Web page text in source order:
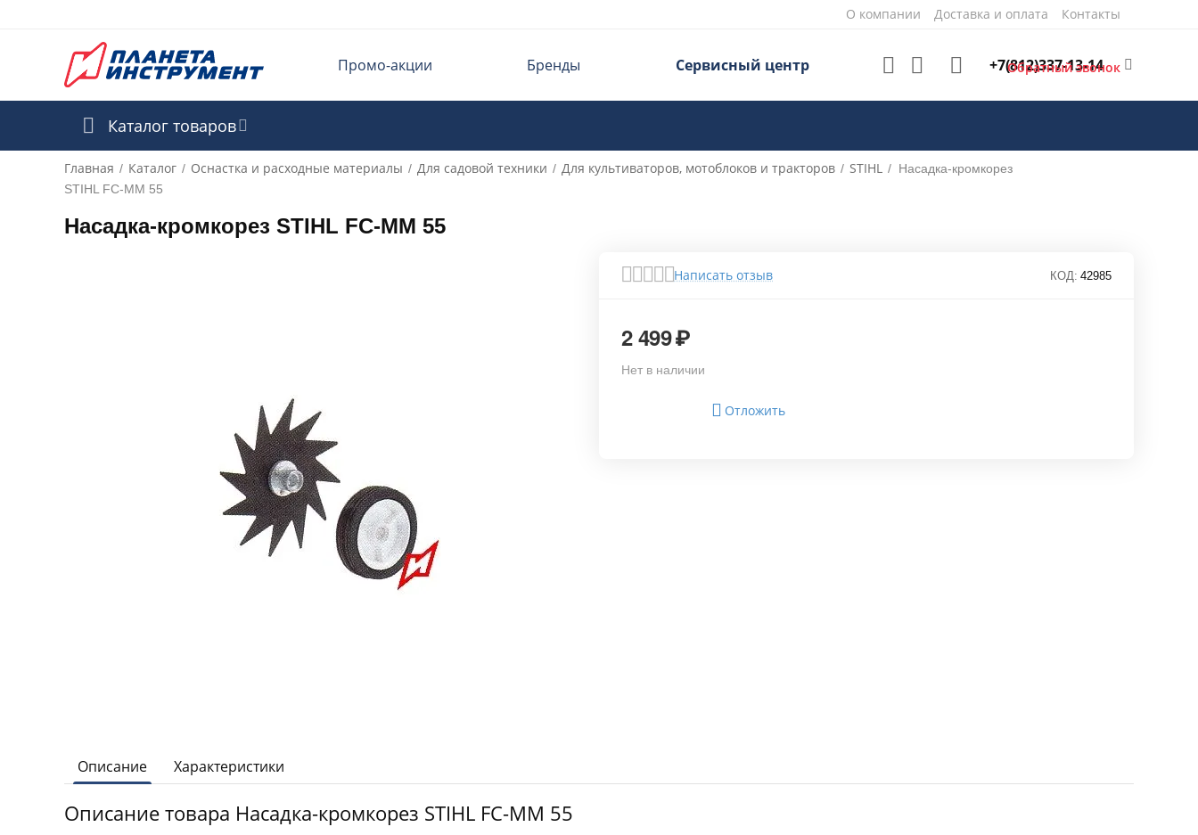
О компании Доставка и оплата Контакты
Промо-акции Бренды Сервисный центр +7(812)337-13-14
Обратный звонок
Каталог товаров
Главная / Каталог / Оснастка и расходные материалы / Для садовой техники / Для культиваторов, мотоблоков и тракторов / STIHL / Насадка-кромкорез
STIHL FC-MM 55
Насадка-кромкорез STIHL FC-MM 55
Написать отзыв КОД: 42985
2 499₽
Нет в наличии
Отложить
Описание Характеристики
Описание товара Насадка-кромкорез STIHL FC-MM 55